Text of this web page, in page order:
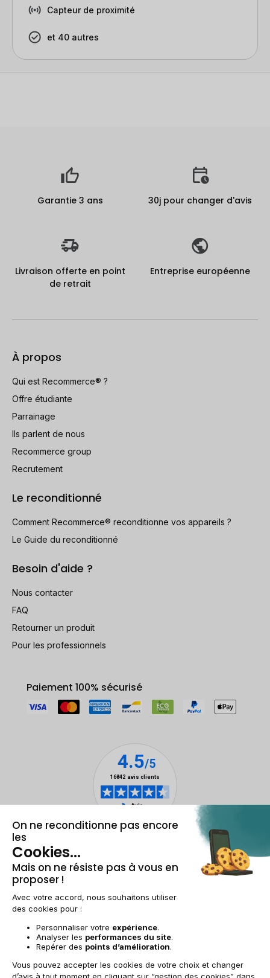
Capteur de proximité
et 40 autres
Garantie 3 ans 30j pour changer d'avis
Livraison offerte en point
de retrait
Entreprise européenne
À propos
Qui est Recommerce® ?
Offre étudiante
Parrainage
Ils parlent de nous
Recommerce group
Recrutement
Le reconditionné
Comment Recommerce® reconditionne vos appareils ?
Le Guide du reconditionné
Besoin d'aide ?
Nous contacter
FAQ
Retourner un produit
Pour les professionnels
Paiement 100% sécurisé
Mentions légales & CGU
Conditions générales de venteDonnées personnelles
AccessibilitéPlan du site
BE-FR | €